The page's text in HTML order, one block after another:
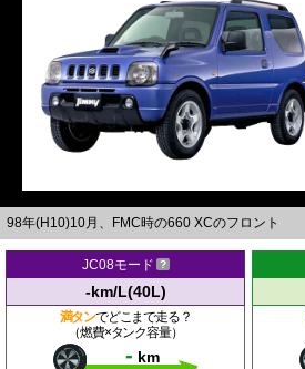
98年(H10)10月、FMC時の660 XCのフロント
JC08モード
-km/L(40L)
満タンでどこまで走る？
（燃費×タンク容量）
- km